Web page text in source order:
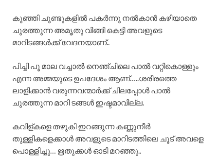
കുഞ്ഞി ചുണ്ടുകളിൽ പകർന്നു നൽകാൻ കഴിയാതെ
ചുരത്തുന്ന അമൃതു വിങ്ങി കെട്ടി അവളുടെ
മാറിടങ്ങൾക്ക് വേദനയാണ്..
പിച്ചി പൂ മാല വച്ചാൽ നെഞ്ചിലെ പാൽ വറ്റികൊള്ളും
എന്ന അമ്മയുടെ ഉപദേശം ആണ്…..ശരീരത്തെ
ലാളിക്കാൻ വരുന്നവന്മാർക്ക് ചിലപ്പോൾ പാൽ
ചുരത്തുന്ന മാറി ടങ്ങൾ ഇഷ്ടമാവില്ല.
കവിള്കളെ തഴുകി ഇറങ്ങുന്ന കണ്ണുനീർ
തുള്ളികളെക്കാൾ അവളുടെ മാറിടത്തിലെ ചൂട് അവളെ
പൊള്ളിച്ചു… ഋതുക്കൾ ഓടി മറഞ്ഞു..